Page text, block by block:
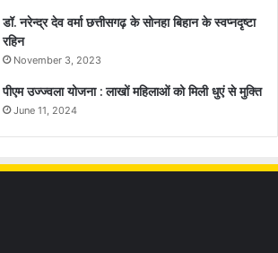
डॉ. नरेन्द्र देव वर्मा छत्तीसगढ़ के सोनहा बिहान के स्वप्नदृष्टा
रहिन
November 3, 2023
पीएम उज्ज्वला योजना : लाखों महिलाओं को मिली धुएं से मुक्ति
June 11, 2024